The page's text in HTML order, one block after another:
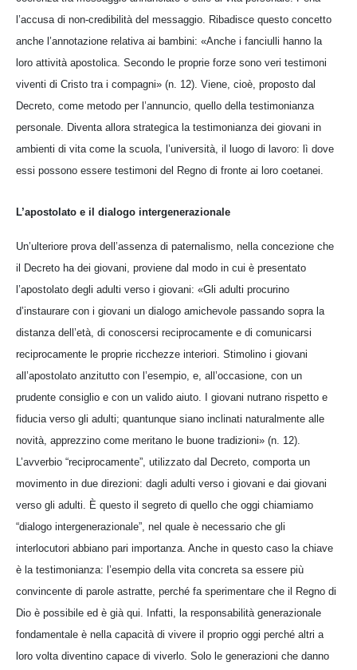
l’accusa di non-credibilità del messaggio. Ribadisce questo concetto
anche l’annotazione relativa ai bambini: «Anche i fanciulli hanno la
loro attività apostolica. Secondo le proprie forze sono veri testimoni
viventi di Cristo tra i compagni» (n. 12). Viene, cioè, proposto dal
Decreto, come metodo per l’annuncio, quello della testimonianza
personale. Diventa allora strategica la testimonianza dei giovani in
ambienti di vita come la scuola, l’università, il luogo di lavoro: lì dove
essi possono essere testimoni del Regno di fronte ai loro coetanei.
L’apostolato e il dialogo intergenerazionale
Un’ulteriore prova dell’assenza di paternalismo, nella concezione che
il Decreto ha dei giovani, proviene dal modo in cui è presentato
l’apostolato degli adulti verso i giovani: «Gli adulti procurino
d’instaurare con i giovani un dialogo amichevole passando sopra la
distanza dell’età, di conoscersi reciprocamente e di comunicarsi
reciprocamente le proprie ricchezze interiori. Stimolino i giovani
all’apostolato anzitutto con l’esempio, e, all’occasione, con un
prudente consiglio e con un valido aiuto. I giovani nutrano rispetto e
fiducia verso gli adulti; quantunque siano inclinati naturalmente alle
novità, apprezzino come meritano le buone tradizioni» (n. 12).
L’avverbio “reciprocamente”, utilizzato dal Decreto, comporta un
movimento in due direzioni: dagli adulti verso i giovani e dai giovani
verso gli adulti. È questo il segreto di quello che oggi chiamiamo
“dialogo intergenerazionale”, nel quale è necessario che gli
interlocutori abbiano pari importanza. Anche in questo caso la chiave
è la testimonianza: l’esempio della vita concreta sa essere più
convincente di parole astratte, perché fa sperimentare che il Regno di
Dio è possibile ed è già qui. Infatti, la responsabilità generazionale
fondamentale è nella capacità di vivere il proprio oggi perché altri a
loro volta diventino capace di viverlo. Solo le generazioni che danno